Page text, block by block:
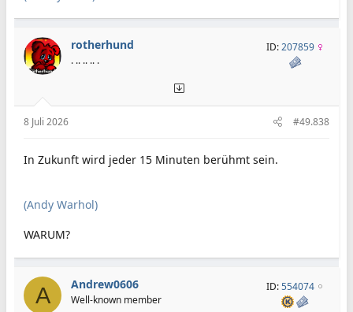
rotherhund
. .. .. .. .
ID:207859
8 Juli 2026 #49.838
In Zukunft wird jeder 15 Minuten berühmt sein.
(Andy Warhol)
WARUM?
A Andrew0606
Well-known member
ID:554074